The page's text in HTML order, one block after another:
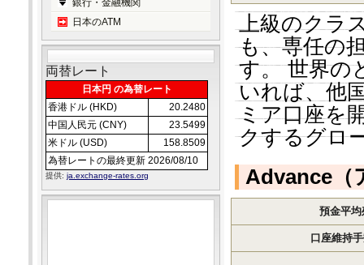
上級のクラ
も、専任の
す。 世界の
いれば、他
ミア口座を
クするグロ
Advance（
預金平均
口座維持
銀行・金融機関
日本のATM
両替レート
日本円 の為替レート
香港ドル (HKD)
20.2480
中国人民元 (CNY)
23.5499
米ドル (USD)
158.8509
為替レートの最終更新 2026/08/10
提供: ja.exchange-rates.org